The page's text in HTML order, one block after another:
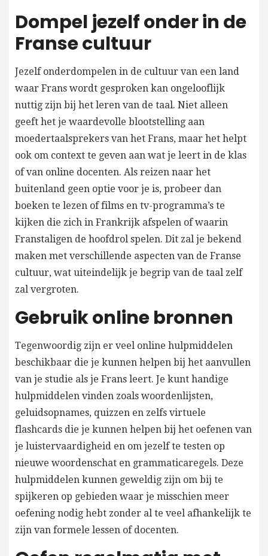
Dompel jezelf onder in de
Franse cultuur
Jezelf onderdompelen in de cultuur van een land
waar Frans wordt gesproken kan ongelooflijk
nuttig zijn bij het leren van de taal. Niet alleen
geeft het je waardevolle blootstelling aan
moedertaalsprekers van het Frans, maar het helpt
ook om context te geven aan wat je leert in de klas
of van online docenten. Als reizen naar het
buitenland geen optie voor je is, probeer dan
boeken te lezen of films en tv-programma’s te
kijken die zich in Frankrijk afspelen of waarin
Franstaligen de hoofdrol spelen. Dit zal je bekend
maken met verschillende aspecten van de Franse
cultuur, wat uiteindelijk je begrip van de taal zelf
zal vergroten.
Gebruik online bronnen
Tegenwoordig zijn er veel online hulpmiddelen
beschikbaar die je kunnen helpen bij het aanvullen
van je studie als je Frans leert. Je kunt handige
hulpmiddelen vinden zoals woordenlijsten,
geluidsopnames, quizzen en zelfs virtuele
flashcards die je kunnen helpen bij het oefenen van
je luistervaardigheid en om jezelf te testen op
nieuwe woordenschat en grammaticaregels. Deze
hulpmiddelen kunnen geweldig zijn om bij te
spijkeren op gebieden waar je misschien meer
oefening nodig hebt zonder al te veel afhankelijk te
zijn van formele lessen of docenten.